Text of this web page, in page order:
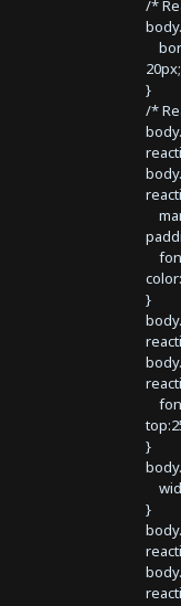
/*
20px;
}
/*
}
}
}